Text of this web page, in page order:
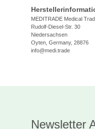
MEDITRADE Medical
Rudolf-Diesel-Str. 30
Niedersachsen
Oyten, Germany, 28876
info@medi.trade
Newsletter